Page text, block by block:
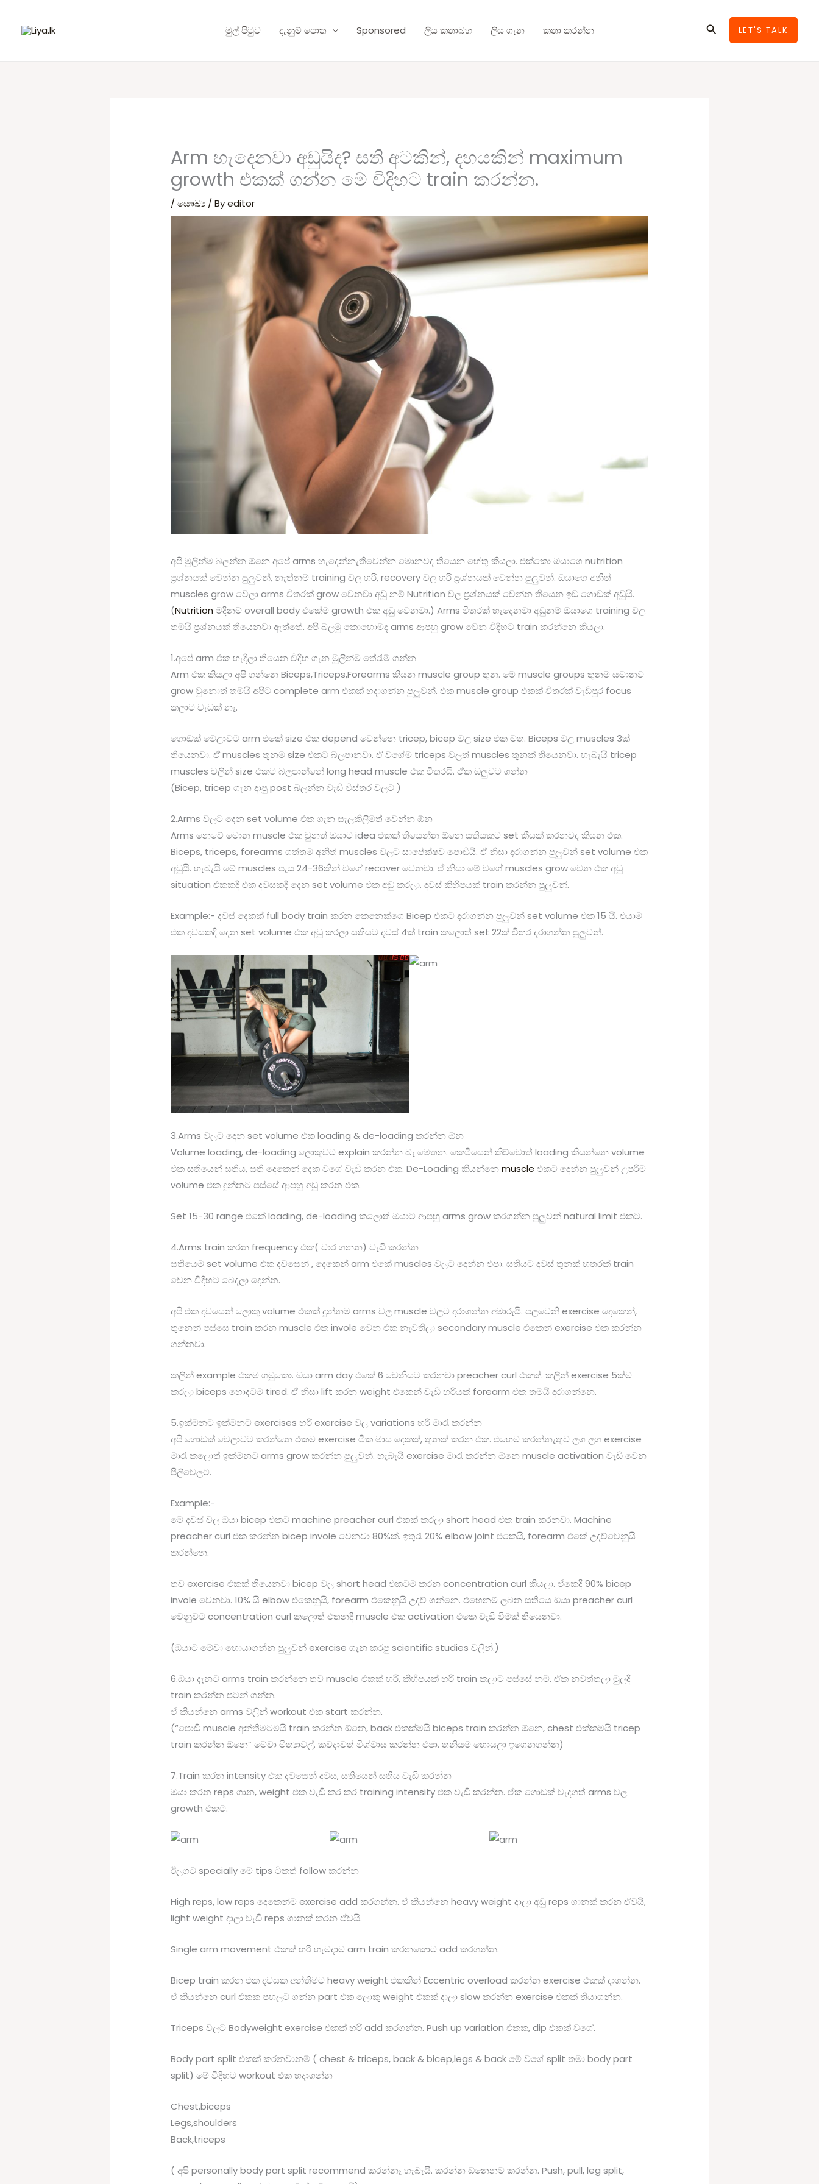
මුල් පිටුව දැනුම් පොත Sponsored ලිය කතාබහ ලිය ගැන කතා කරන්න SearchLET'S TALK
Arm හැදෙනවා අඩුයිද? සති අටකින්, දහයකින් maximum
growth එකක් ගන්න මේ විදිහට train කරන්න.
/සෞඛ්‍ය / Byeditor
අපි මුලින්ම බලන්න ඕනෙ අපේ arms හැදෙන්නැතිවෙන්න මොනවද තියෙන හේතු කියලා. එක්කො ඔයාගෙ nutrition
ප්‍රශ්නයක් වෙන්න පුලුවන්, නැත්නම් training වල හරි, recovery වල හරි ප්‍රශ්නයක් වෙන්න පුලුවන්. ඔයාගෙ අනිත්
muscles grow වෙලා arms විතරක් grow වෙනවා අඩු නම් Nutrition වල ප්‍රශ්නයක් වෙන්න තියෙන ඉඩ ගොඩක් අඩුයි.
(Nutrition මදිනම් overall body එකේම growth එක අඩු වෙනවා.) Arms විතරක් හැදෙනවා අඩුනම් ඔයාගෙ training වල
තමයි ප්‍රශ්නයක් තියෙනවා ඇත්තේ. අපි බලමු කොහොමද arms ආපහු grow වෙන විදිහට train කරන්නෙ කියලා.
1.අපේ arm එක හැදිලා තියෙන විදිහ ගැන මුලින්ම තේරැම් ගන්න
Arm එක කියලා අපි ගන්නෙ Biceps,Triceps,Forearms කියන muscle group තුන. මේ muscle groups තුනම සමානව
grow වුනොත් තමයි අපිට complete arm එකක් හදාගන්න පුලුවන්. එක muscle group එකක් විතරක් වැඩිපුර focus
කලාට වැඩක් නෑ.
ගොඩක් වෙලාවට arm එකේ size එක depend වෙන්නෙ tricep, bicep වල size එක මත. Biceps වල muscles 3ක්
තියෙනවා. ඒ muscles තුනම size එකට බලපානවා. ඒ වගේම triceps වලත් muscles තුනක් තියෙනවා. හැබැයි tricep
muscles වලින් size එකට බලපාන්නේ long head muscle එක විතරයි. ඒක ඔලුවට ගන්න
(Bicep, tricep ගැන දාපු post බලන්න වැඩි විස්තර වලට )
2.Arms වලට දෙන set volume එක ගැන සැලකිලිමත් වෙන්න ඕන
Arms නෙවේ මොන muscle එක වුනත් ඔයාට idea එකක් තියෙන්න ඕනෙ සතියකට set කීයක් කරනවද කියන එක.
Biceps, triceps, forearms ගත්තම අනිත් muscles වලට සාපේක්ෂව පොඩියි. ඒ නිසා දරාගන්න පුලුවන් set volume එක
අඩුයි. හැබැයි මේ muscles පැය 24-36කින් වගේ recover වෙනවා. ඒ නිසා මේ වගේ muscles grow වෙන එක අඩු
situation එකකදි එක දවසකදි දෙන set volume එක අඩු කරලා. දවස් කිහිපයක් train කරන්න පුලුවන්.
Example:- දවස් දෙකක් full body train කරන කෙනෙක්ගෙ Bicep එකට දරාගන්න පුලුවන් set volume එක 15 යි. එයාම
එක දවසකදි දෙන set volume එක අඩු කරලා සතියට දවස් 4ක් train කලොත් set 22ක් විතර දරාගන්න පුලුවන්.
3.Arms වලට දෙන set volume එක loading & de-loading කරන්න ඕන
Volume loading, de-loading ලොකුවට explain කරන්න බෑ මෙතන. කෙටියෙන් කිව්වොත් loading කියන්නෙ volume
එක සතියෙන් සතිය, සති දෙකෙන් දෙක වගේ වැඩි කරන එක. De-Loading කියන්නෙmuscle එකට දෙන්න පුලුවන් උපරිම
volume එක දුන්නට පස්සේ ආපහු අඩු කරන එක.
Set 15-30 range එකේ loading, de-loading කලොත් ඔයාට ආපහු arms grow කරගන්න පුලුවන් natural limit එකට.
4.Arms train කරන frequency එක( වාර ගනන) වැඩි කරන්න
සතියෙම set volume එක දවසෙන් , දෙකෙන් arm එකේ muscles වලට දෙන්න එපා. සතියට දවස් තුනක් හතරක් train
වෙන විදිහට බෙදලා දෙන්න.
අපි එක දවසෙන් ලොකු volume එකක් දුන්නම arms වල muscle වලට දරාගන්න අමාරුයි. පලවෙනි exercise දෙකෙන්,
තුනෙන් පස්සෙ train කරන muscle එක invole වෙන එක නැවතිලා secondary muscle එකෙන් exercise එක කරන්න
ගන්නවා.
කලින් example එකම ගමුකො. ඔයා arm day එකේ 6 වෙනියට කරනවා preacher curl එකක්. කලින් exercise 5ක්ම
කරලා biceps හොදටම tired. ඒ නිසා lift කරන weight එකෙන් වැඩි හරියක් forearm එක තමයි දරාගන්නෙ.
5.ඉක්මනට ඉක්මනට exercises හරි exercise වල variations හරි මාරැ කරන්න
අපි ගොඩක් වෙලාවට කරන්නෙ එකම exercise ටික මාස දෙකක්, තුනක් කරන එක. එහෙම කරන්නැතුව ලග ලග exercise
මාරැ කලොත් ඉක්මනට arms grow කරන්න පුලුවන්. හැබැයි exercise මාරැ කරන්න ඕනෙ muscle activation වැඩි වෙන
පිලිවෙලට.
Example:-
මේ දවස් වල ඔයා bicep එකට machine preacher curl එකක් කරලා short head එක train කරනවා. Machine
preacher curl එක කරන්න bicep invole වෙනවා 80%ක්. ඉතුරැ 20% elbow joint එකෙයි, forearm එකේ උදව්වෙනුයි
කරන්නෙ.
තව exercise එකක් තියෙනවා bicep වල short head එකටම කරන concentration curl කියලා. ඒකෙදි 90% bicep
invole වෙනවා. 10% යි elbow එකෙනුයි, forearm එකෙනුයි උදව් ගන්නෙ. එහෙනම් ලබන සතියෙ ඔයා preacher curl
වෙනුවට concentration curl කලොත් එතනදි muscle එක activation එකෙ වැඩි වීමක් තියෙනවා.
(ඔයාට මේවා හොයාගන්න පුලුවන් exercise ගැන කරපු scientific studies වලින්.)
6.ඔයා දැනට arms train කරන්නෙ තව muscle එකක් හරි, කිහිපයක් හරි train කලාට පස්සේ නම්. ඒක නවත්තලා මුලදි
train කරන්න පටන් ගන්න.
ඒ කියන්නෙ arms වලින් workout එක start කරන්න.
(“පොඩි muscle අන්තිමටමයි train කරන්න ඕනෙ, back එකක්මයි biceps train කරන්න ඕනෙ, chest එක්කමයි tricep
train කරන්න ඕනෙ” මේවා මිත්‍යාවල්. කවදාවත් විශ්වාස කරන්න එපා. තනියම හොයලා ඉගෙනගන්න)
7.Train කරන intensity එක දවසෙන් දවස, සතියෙන් සතිය වැඩි කරන්න
ඔයා කරන reps ගාන, weight එක වැඩි කර කර training intensity එක වැඩි කරන්න. ඒක ගොඩක් වැදගත් arms වල
growth එකට.
ඊලගට specially මේ tips ටිකත් follow කරන්න
High reps, low reps දෙකෙන්ම exercise add කරගන්න. ඒ කියන්නෙ heavy weight දාලා අඩු reps ගානක් කරන ඒවයි,
light weight දාලා වැඩි reps ගානක් කරන ඒවයි.
Single arm movement එකක් හරි හැමදාම arm train කරනකොට add කරගන්න.
Bicep train කරන එක දවසක අන්තිමට heavy weight එකකින් Eccentric overload කරන්න exercise එකක් දාගන්න.
ඒ කියන්නෙ curl එකක පහලට ගන්න part එක ලොකු weight එකක් දාලා slow කරන්න exercise එකක් තියාගන්න.
Triceps වලට Bodyweight exercise එකක් හරි add කරගන්න. Push up variation එකක, dip එකක් වගේ.
Body part split එකක් කරනවානම් ( chest & triceps, back & bicep,legs & back මේ වගේ split තමා body part
split) මේ විදිහට workout එක හදාගන්න
Chest,biceps
Legs,shoulders
Back,triceps
( අපි personally body part split recommend කරන්නෑ හැබැයි. කරන්න ඕනෙනම් කරන්න. Push, pull, leg split,